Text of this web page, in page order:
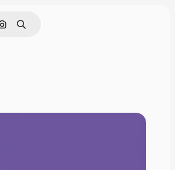
Поиск по изображению
Поиск